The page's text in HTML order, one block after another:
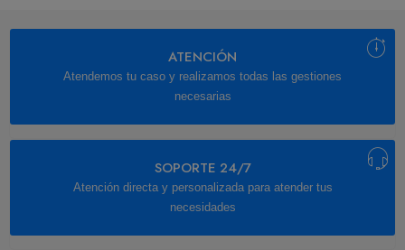
ATENCIÓN
Atendemos tu caso y realizamos todas las gestiones
necesarias
SOPORTE 24/7
Atención directa y personalizada para atender tus
necesidades